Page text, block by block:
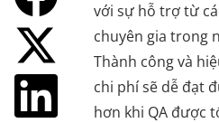
với sự hỗ trợ từ
chuyên gia trong
Thành công và
chi phí sẽ dễ đạt
hơn khi QA được